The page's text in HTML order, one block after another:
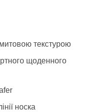
текстурою
щоденного
носка